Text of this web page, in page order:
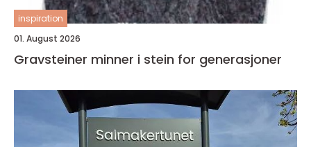
inspiration
01. August 2026
Gravsteiner minner i stein for generasjoner